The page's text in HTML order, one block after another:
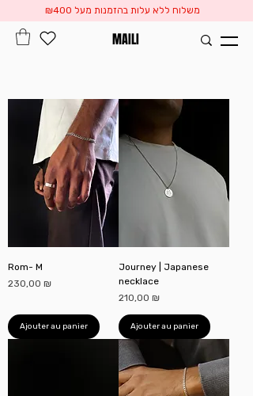
משלוח ללא עלות בהזמנות מעל ₪400
MAILI
Rom- M
Prix
230,00 ₪
Ajouter au panier
Journey | Japanese
necklace
Prix
210,00 ₪
Ajouter au panier